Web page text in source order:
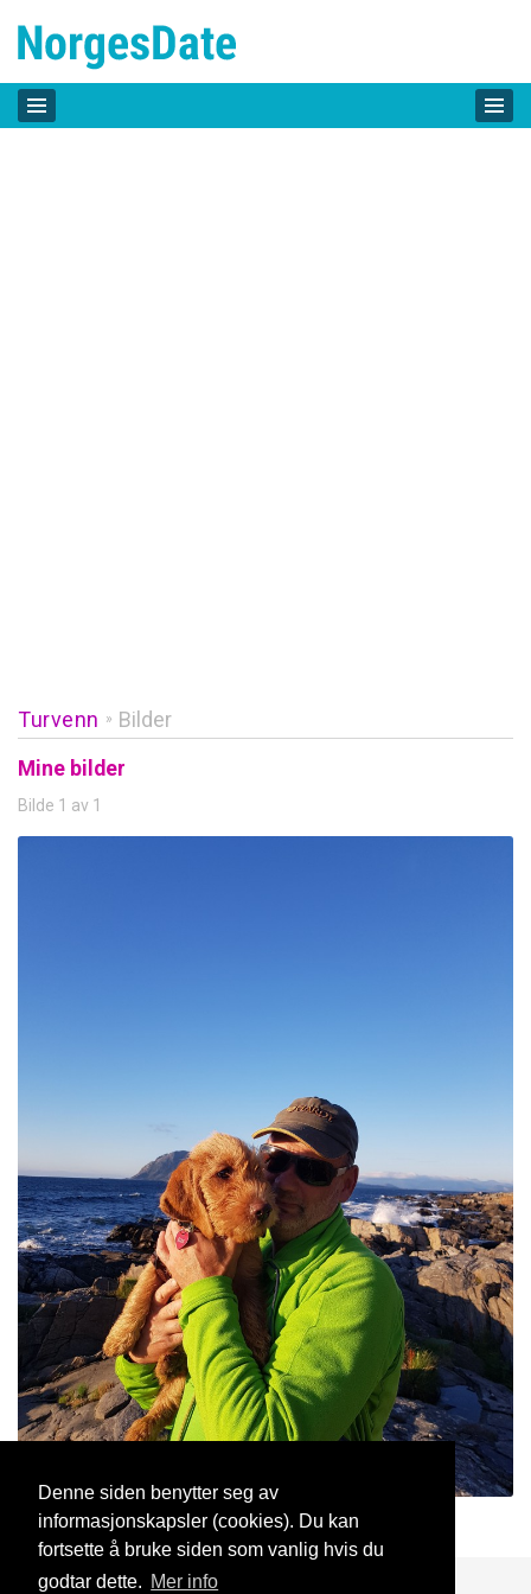
Denne siden benytter seg av
informasjonskapsler (cookies). Du kan
fortsette å bruke siden som vanlig hvis du
godtar dette. Mer info
Turvenn » Bilder
Mine bilder
Bilde 1 av 1
Turvenn 24 Mai, 2026
Blogg Support Kontakt oss